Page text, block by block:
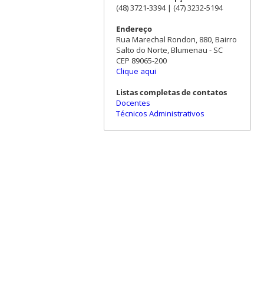
(48) 3721-3394 | (47) 3232-5194
Endereço
Rua Marechal Rondon, 880, Bairro
Salto do Norte, Blumenau - SC
CEP 89065-200
Clique aqui
Listas completas de contatos
Docentes
Técnicos Administrativos